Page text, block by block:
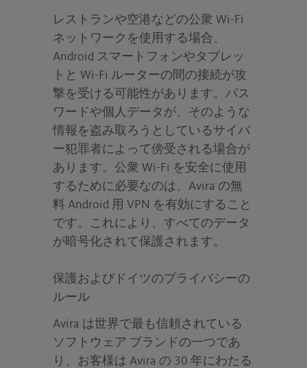
レストランや空港などの公衆 Wi-Fi
ネットワークを使用する場合、
Android スマートフォンやタブレッ
トと Wi-Fi ルーターの間の接続が攻
撃を受ける可能性があります。パス
ワードや個人データが、そのような
情報を盗み取ろうとしているサイバ
ー犯罪者によって傍受される場合が
あります。公衆 Wi-Fi を安全に使用
するために必要なのは、Avira の無
料 Android 用 VPN を有効にすること
です。これにより、すべてのデータ
が暗号化されて保護されます。
保護およびドイツのプライバシーの
ルール
Avira は世界で最も信頼されている
ソフトウェア ブランドの一つであ
り、お客様は Avira の 30 年にわたる